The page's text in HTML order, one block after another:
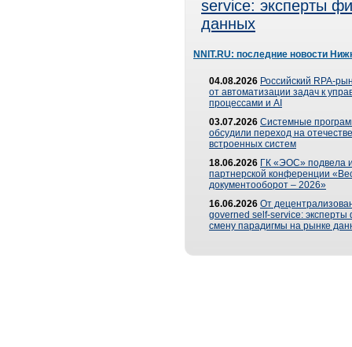
service: эксперты
данных
NNIT.RU: последние новости
04.08.2026 Российский RPA-
от автоматизации задач к
процессами и AI
03.07.2026 Системные
обсудили переход на
встроенных систем
18.06.2026 ГК «ЭОС» подвела
партнерской конференции
документооборот – 2026»
16.06.2026 От
governed self-service: эксперты
смену парадигмы на рынке